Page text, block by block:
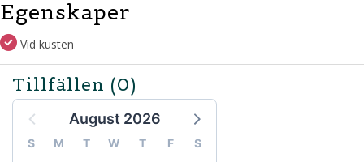
Egenskaper
Vid kusten
Tillfällen (0)
August 2026
S M T W T F
S